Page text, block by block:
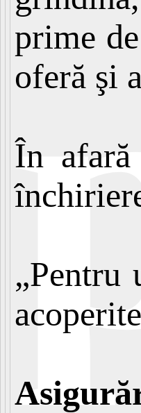
prime
oferă şi
În afară
„Pentru